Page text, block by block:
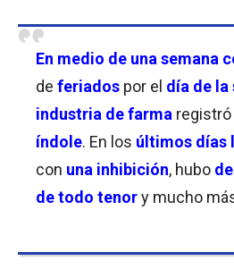
En medio de una semana
de feriados por el día de la
industria de farma registró
índole. En los últimos días
con una inhibición, hubo
de todo tenory mucho